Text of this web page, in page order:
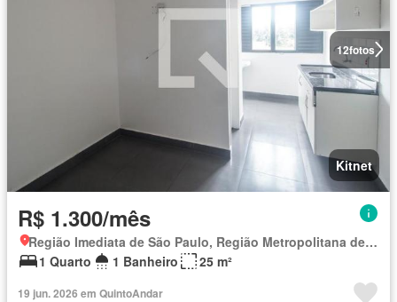
12fotos
Kitnet
R$ 1.300/mês
Região Imediata de São Paulo, Região Metropolitana de São Paulo
1 Quarto
1 Banheiro 25 m²
19 jun. 2026 em QuintoAndar